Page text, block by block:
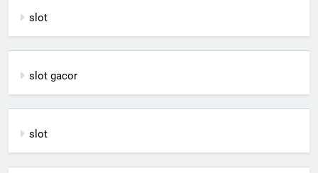
slot
slot gacor
slot